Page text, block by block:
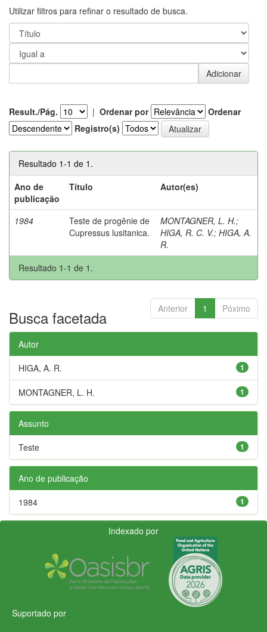
Utilizar filtros para refinar o resultado de busca.
Result./Pág. | Ordenar por
Ordenar
Registro(s)
Resultado 1-1 de 1.
Ano de
publicação
Título Autor(es)
1984
Teste de progênie de
Cupressus lusitanica.
MONTAGNER, L. H.;
HIGA, R. C. V.; HIGA, A.
R.
Resultado 1-1 de 1.
Anterior 1 Póximo
Busca facetada
Autor
1
HIGA, A. R.
1
MONTAGNER, L. H.
Assunto
1
Teste
Ano de publicação
1
1984
Indexado por
Suportado por